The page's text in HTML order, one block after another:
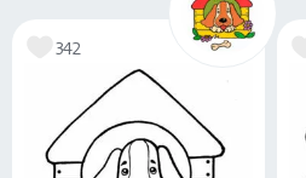
342